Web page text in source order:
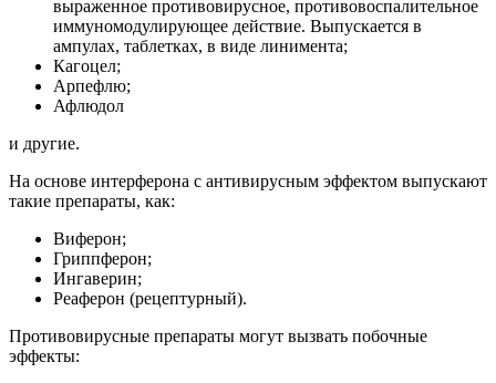
выраженное противовирусное, противовоспалительное
иммуномодулирующее действие. Выпускается в
ампулах, таблетках, в виде линимента;
Кагоцел;
Арпефлю;
Афлюдол
и другие.
На основе интерферона с антивирусным эффектом выпускают
такие препараты, как:
Виферон;
Гриппферон;
Ингаверин;
Реаферон (рецептурный).
Противовирусные препараты могут вызвать побочные
эффекты: